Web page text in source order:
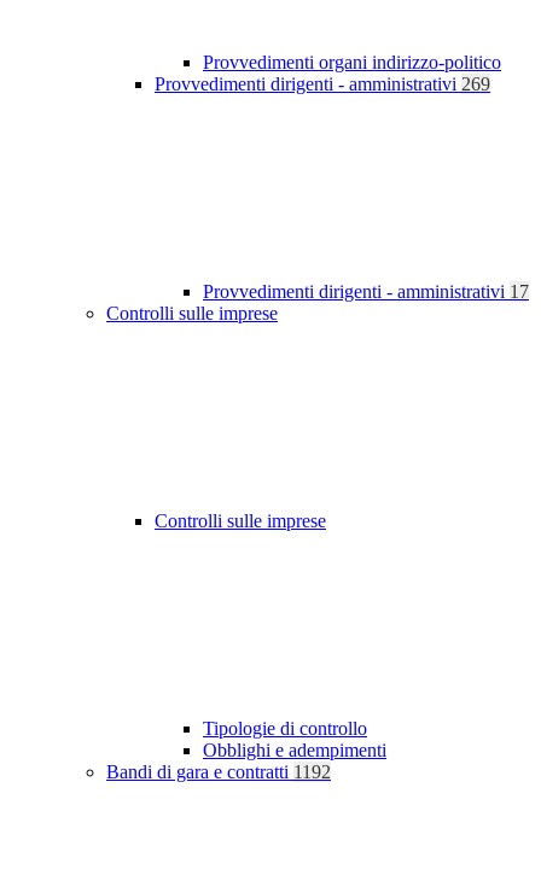
Provvedimenti organi indirizzo-politico
Provvedimenti dirigenti - amministrativi 269
Provvedimenti dirigenti - amministrativi 17
Controlli sulle imprese
Controlli sulle imprese
Tipologie di controllo
Obblighi e adempimenti
Bandi di gara e contratti 1192